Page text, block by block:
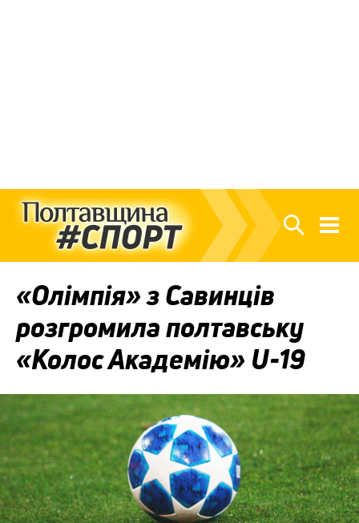
«Олімпія» з Савинців
розгромила полтавську
«Колос Академію» U-19